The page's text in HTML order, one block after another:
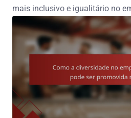
mais inclusivo e igualitário no